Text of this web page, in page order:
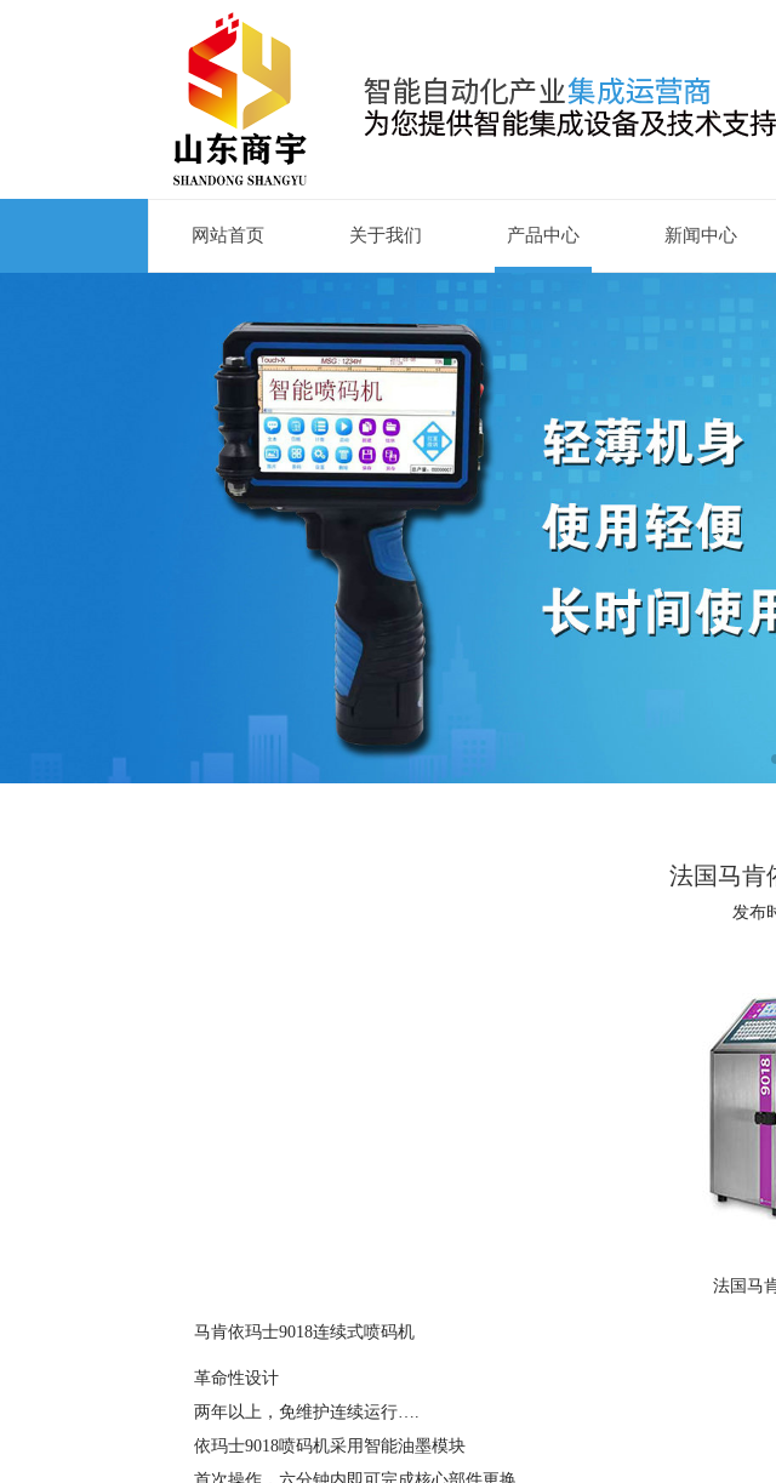
网站首页 关于我们 产品中心 新闻中心
法国马肯
发布
法国马
马肯依玛士9018连续式喷码机
革命性设计
两年以上，免维护连续运行….
依玛士9018喷码机采用智能油墨模块